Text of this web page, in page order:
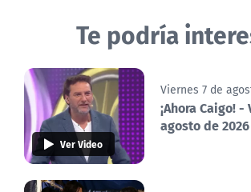
Te podría
Ver Video
Viernes 7 de
¡Ahora Caigo!
agosto de 2026